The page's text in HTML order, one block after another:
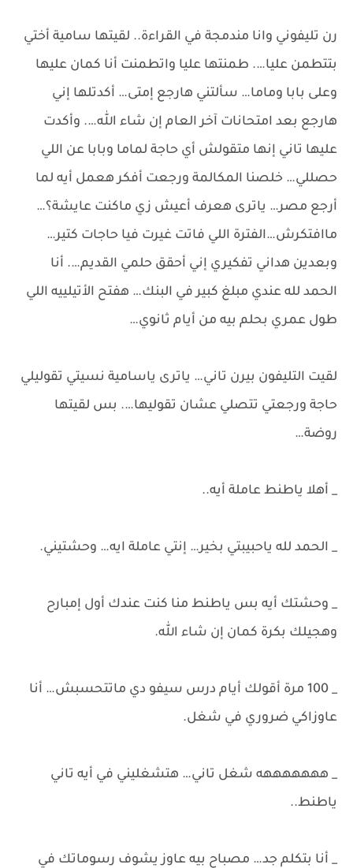
رن تليفوني وانا مندمجة في القراءة.. لقيتها سامية أختي
بتتطمن عليا…. طمنتها عليا واتطمنت أنا كمان عليها
وعلى بابا وماما… سألتني هارجع إمتى… أكدتلها إني
هارجع بعد امتحانات آخر العام إن شاء الله…. وأكدت
عليها تاني إنها متقولش أي حاجة لماما وبابا عن اللي
حصللي… خلصنا المكالمة ورجعت أفكر هعمل أيه لما
أرجع مصر… ياترى هعرف أعيش زي ماكنت عايشة؟…
ماافتكرش…الفترة اللي فاتت غيرت فيا حاجات كتير…
وبعدين هداني تفكيري إني أحقق حلمي القديم…. أنا
الحمد لله عندي مبلغ كبير في البنك… هفتح الأتيلييه اللي
طول عمري بحلم بيه من أيام ثانوي…
لقيت التليفون بيرن تاني… ياترى ياسامية نسيتي تقوليلي
حاجة ورجعتي تتصلي عشان تقوليها…. بس لقيتها
روضة…
_ أهلا ياطنط عاملة أيه..
_ الحمد لله ياحبيبتي بخير… إنتي عاملة ايه… وحشتيني.
_ وحشتك أيه بس ياطنط منا كنت عندك أول إمبارح
وهجيلك بكرة كمان إن شاء الله.
_ 100 مرة أقولك أيام درس سيفو دي ماتتحسبش… أنا
عاوزاكي ضروري في شغل.
_ هههههههه شغل تاني… هتشغليني في أيه تاني
ياطنط..
_ أنا بتكلم جد… مصباح بيه عاوز يشوف رسوماتك في